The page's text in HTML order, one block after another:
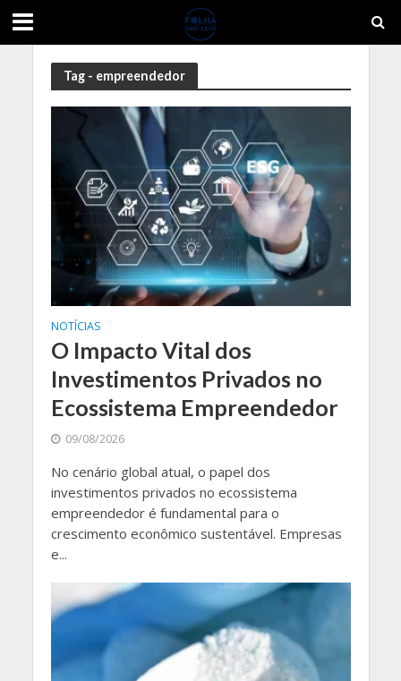
Tag - empreendedor
NOTÍCIAS
O Impacto Vital dos
Investimentos Privados no
Ecossistema Empreendedor
09/08/2026
No cenário global atual, o papel dos
investimentos privados no ecossistema
empreendedor é fundamental para o
crescimento econômico sustentável. Empresas
e...